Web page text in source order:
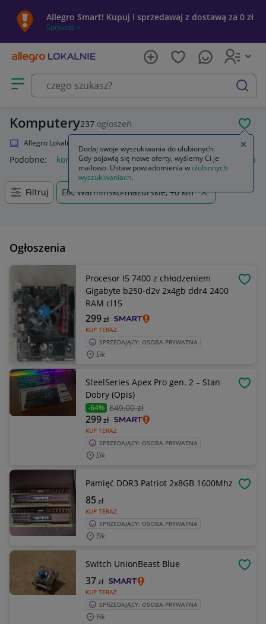
Allegro Smart! Kupuj i sprzedawaj z dostawą za 0 zł
Sprawdź »
Otwórz menu z kategoriami
szukaj
Komputery237 ogłoszeń
Allegro Lokalnie
Podobne: komputer stacjonarny komputer komputery
Filtruj Ełk, Warmińsko-mazurskie, +0 km
Ogłoszenia
Procesor I5 7400 z chłodzeniem
Gigabyte b250-d2v 2x4gb ddr4 2400
RAM cl15
KUP TERAZ
299zł
SPRZEDAJĄCY: OSOBA PRYWATNA
Ełk
SteelSeries Apex Pro gen. 2 – Stan
Dobry (Opis)
-64% 849,00 zł
KUP TERAZ
299zł
SPRZEDAJĄCY: OSOBA PRYWATNA
Ełk
Pamięć DDR3 Patriot 2x8GB 1600Mhz
KUP TERAZ
85zł
SPRZEDAJĄCY: OSOBA PRYWATNA
Ełk
Switch UnionBeast Blue
KUP TERAZ
37zł
SPRZEDAJĄCY: OSOBA PRYWATNA
Ełk
Dodaj swoje wyszukiwania do ulubionych.
Gdy pojawią się nowe oferty, wyślemy Ci je
mailowo. Ustaw powiadomienia w ulubionych
wyszukiwaniach.